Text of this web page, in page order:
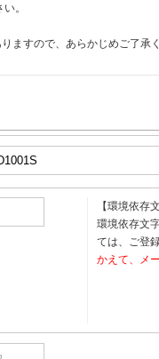
。
ますので、あらかじめご了承く
【環境依存
環境依存文
ては、ご登
かえて、メ